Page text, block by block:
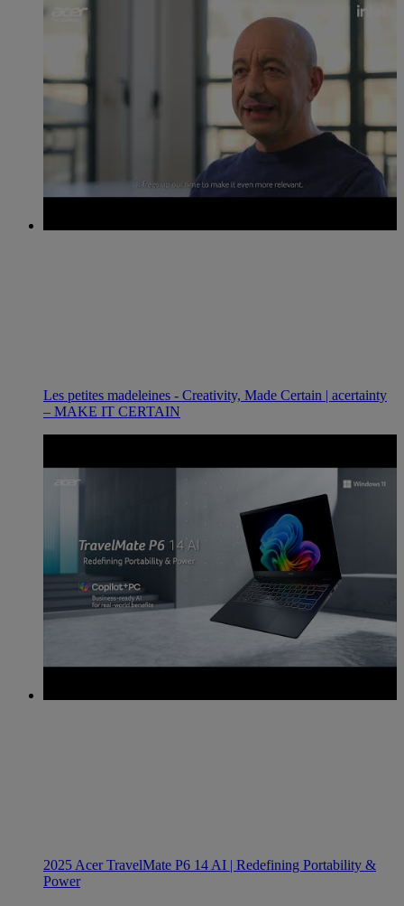
Les petites madeleines - Creativity, Made Certain | acertainty
– MAKE IT CERTAIN
2025 Acer TravelMate P6 14 AI | Redefining Portability &
Power